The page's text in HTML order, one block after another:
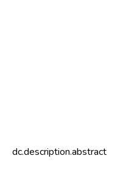
dc.description.abstract